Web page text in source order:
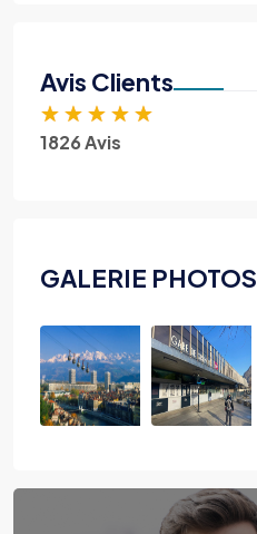
Avis Clients
★ ★ ★ ★ ★
1826 Avis
GALERIE PHOTOS